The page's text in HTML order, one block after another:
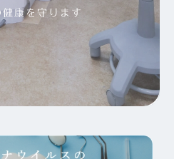
康を守ります